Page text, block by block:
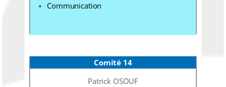
Communication
Comité 14
Patrick OSOUF